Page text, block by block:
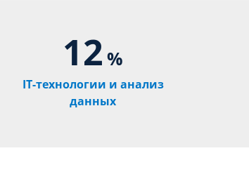
12 %
IT-технологии и анализ
данных